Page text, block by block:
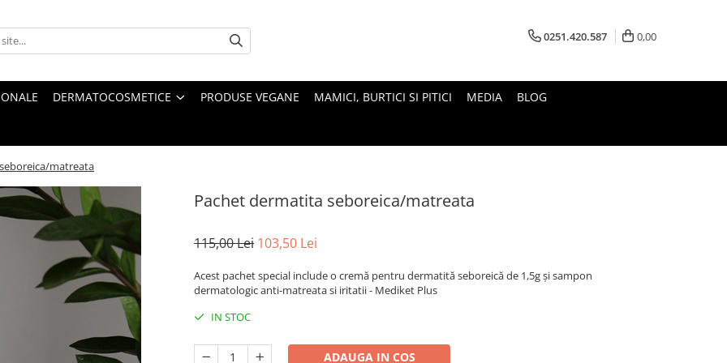
0251.420.587 0,00
DERMATOCOSMETICE PRODUSE VEGANE MAMICI, BURTICI SI PITICI MEDIA BLOG
matreata
Pachet dermatita seboreica/matreata
115,00 Lei 103,50 Lei
Acest pachet special include o cremă pentru dermatită seboreică de 1,5g și sampon
dermatologic anti-matreata si iritatii - Mediket Plus
IN STOC
ADAUGA IN COS